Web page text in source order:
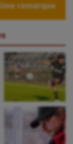
Une remarque